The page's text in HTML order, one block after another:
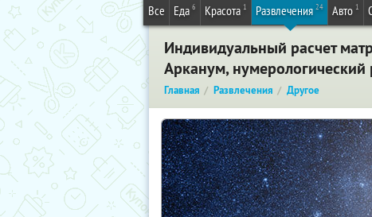
Все Еда 6 Красота 1 Развлечения 24 Авто 1
Индивидуальный расчет
Арканум, нумерологический
Главная Развлечения Другое